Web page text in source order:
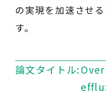
の実現を加速させ
す。
論文タイトル